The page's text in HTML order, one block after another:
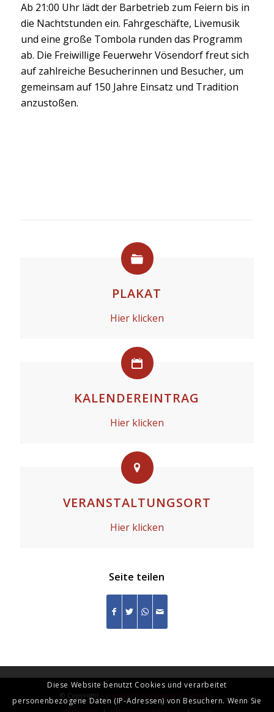
Ab 21:00 Uhr lädt der Barbetrieb zum Feiern bis in
die Nachtstunden ein. Fahrgeschäfte, Livemusik
und eine große Tombola runden das Programm
ab. Die Freiwillige Feuerwehr Vösendorf freut sich
auf zahlreiche Besucherinnen und Besucher, um
gemeinsam auf 150 Jahre Einsatz und Tradition
anzustoßen.
PLAKAT
Hier klicken
KALENDEREINTRAG
Hier klicken
VERANSTALTUNGSORT
Hier klicken
Seite teilen
© Copyright - Freiwillige Feuerwehr Vösendorf
Diese Website benutzt Cookies und verarbeitet
personenbezogene Daten (IP-Adressen) von Besuchern. Wenn Sie